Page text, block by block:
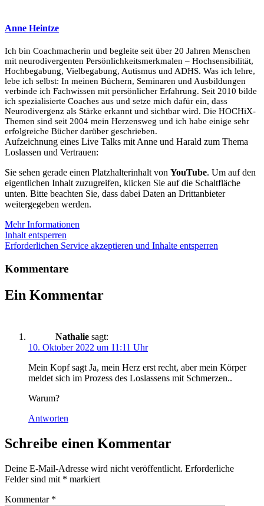
Anne Heintze
Ich bin Coachmacherin und begleite seit über 20 Jahren Menschen
mit neurodivergenten Persönlichkeitsmerkmalen – Hochsensibilität,
Hochbegabung, Vielbegabung, Autismus und ADHS. Was ich lehre,
lebe ich selbst: In meinen Büchern, Seminaren und Ausbildungen
verbinde ich Fachwissen mit persönlicher Erfahrung. Seit 2010 bilde
ich spezialisierte Coaches aus und setze mich dafür ein, dass
Neurodivergenz als Stärke erkannt und sichtbar wird. Die HOCHiX-
Themen sind seit 2004 mein Herzensweg und ich habe einige sehr
erfolgreiche Bücher darüber geschrieben.
Aufzeichnung eines Live Talks mit Anne und Harald zum Thema
Loslassen und Vertrauen:
Sie sehen gerade einen Platzhalterinhalt von YouTube. Um auf den
eigentlichen Inhalt zuzugreifen, klicken Sie auf die Schaltfläche
unten. Bitte beachten Sie, dass dabei Daten an Drittanbieter
weitergegeben werden.
Mehr Informationen
Inhalt entsperren
Erforderlichen Service akzeptieren und Inhalte entsperren
Kommentare
Ein Kommentar
Nathalie sagt:
10. Oktober 2022 um 11:11 Uhr
Mein Kopf sagt Ja, mein Herz erst recht, aber mein Körper
meldet sich im Prozess des Loslassens mit Schmerzen..
Warum?
Antworten
Schreibe einen Kommentar
Deine E-Mail-Adresse wird nicht veröffentlicht. Erforderliche
Felder sind mit * markiert
Kommentar *